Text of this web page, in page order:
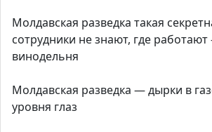
Молдавская разведка такая
сотрудники не знают, где
винодельня
Молдавская разведка — дырки в
уровня глаз